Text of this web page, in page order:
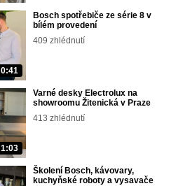
0:41
Bosch spotřebiče ze série 8 v
bílém provedení
409 zhlédnutí
1:03
Varné desky Electrolux na
showroomu Žitenická v Praze
413 zhlédnutí
Školení Bosch, kávovary,
kuchyňské roboty a vysavače